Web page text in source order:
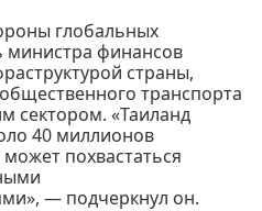
глобальных
министра финансов
страны,
транспорта
сектором. «Таиланд
40 миллионов
похвастаться
— подчеркнул он.